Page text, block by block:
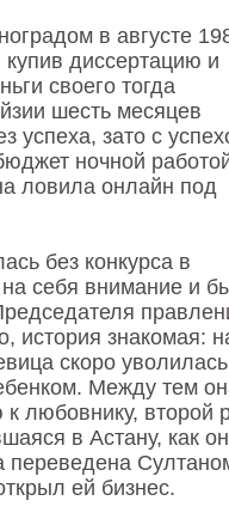
в августе
купив диссертацию и
своего тогда
шесть месяцев
успеха, зато с
ночной
ловила онлайн под
без конкурса в
себя внимание и
история знакомая:
скоро уволилась
Между тем
любовнику, второй
в Астану, как
переведена
ей бизнес.